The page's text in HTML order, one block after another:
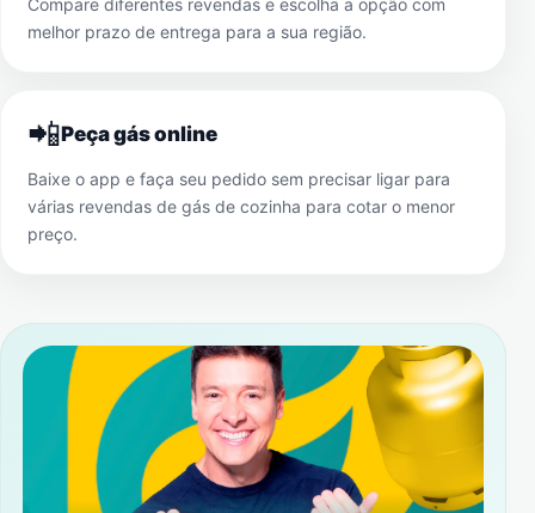
Compare diferentes revendas e escolha a opção com
melhor prazo de entrega para a sua região.
📲Peça gás online
Baixe o app e faça seu pedido sem precisar ligar para
várias revendas de gás de cozinha para cotar o menor
preço.